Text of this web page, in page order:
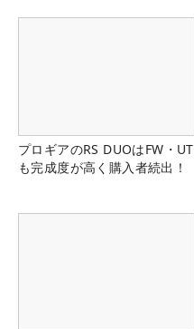
プロギアのRS DUOはFW・UT
も完成度が高く購入者続出！